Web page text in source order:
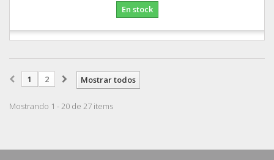
En stock
Mostrar todos
1 2
Mostrando 1 - 20 de 27 items